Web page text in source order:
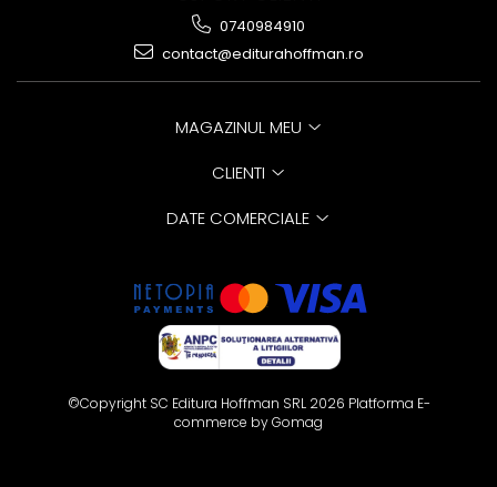
0740984910
contact@editurahoffman.ro
MAGAZINUL MEU
CLIENTI
DATE COMERCIALE
©Copyright SC Editura Hoffman SRL 2026 Platforma E-
commerce by Gomag